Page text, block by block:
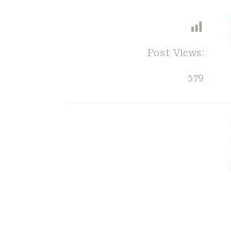
Post Views:
579